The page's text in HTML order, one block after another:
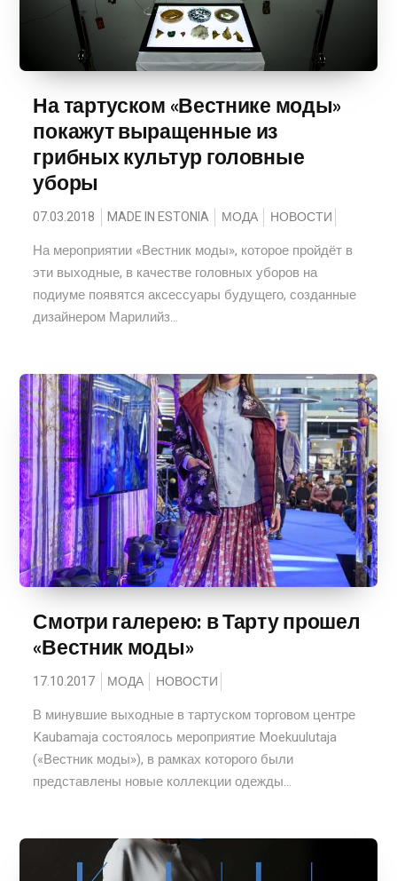
На тартуском «Вестнике моды»
покажут выращенные из
грибных культур головные
уборы
07.03.2018 MADE IN ESTONIA МОДА НОВОСТИ
На мероприятии «Вестник моды», которое пройдёт в
эти выходные, в качестве головных уборов на
подиуме появятся аксессуары будущего, созданные
дизайнером Марилийз...
Смотри галерею: в Тарту прошел
«Вестник моды»
17.10.2017 МОДА НОВОСТИ
В минувшие выходные в тартуском торговом центре
Kaubamaja состоялось мероприятие Moekuulutaja
(«Вестник моды»), в рамках которого были
представлены новые коллекции одежды...